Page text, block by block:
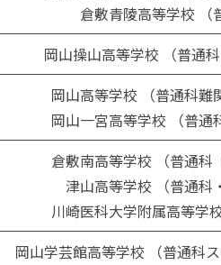
倉敷青陵高等学校 （
岡山操山高等学校 （普通
岡山高等学校 （普通科難
岡山一宮高等学校 （普通
倉敷南高等学校 （普通科
津山高等学校 （普通科
川崎医科大学附属高等学
岡山学芸館高等学校 （普通科